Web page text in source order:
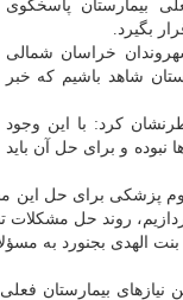
بیمارستان پاسخگوی
بگیرد.
خراسان شمالی
شاهد باشیم که خبر
کرد: با این وجود
نبوده و برای حل آن باید
پزشکی برای حل این
روند حل مشکلات
بنت الهدی بجنورد به
نیازهای بیمارستان